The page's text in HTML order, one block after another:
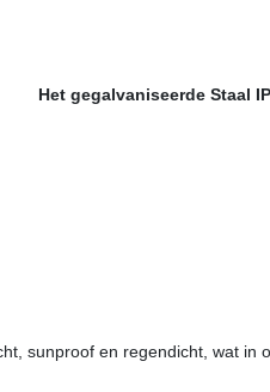
Het gegalvaniseerde Staal
sunproof en regendicht, wat in